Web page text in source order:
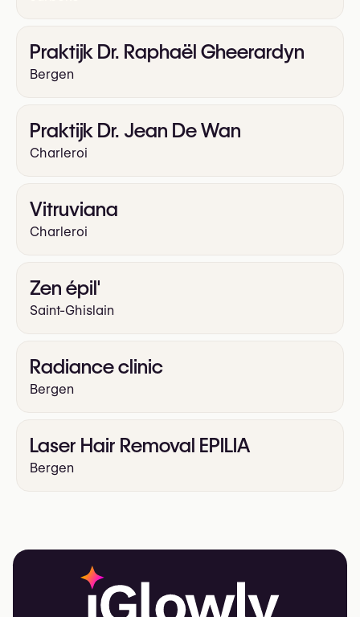
Praktijk Dr. Raphaël Gheerardyn
Bergen
Praktijk Dr. Jean De Wan
Charleroi
Vitruviana
Charleroi
Zen épil'
Saint-Ghislain
Radiance clinic
Bergen
Laser Hair Removal EPILIA
Bergen